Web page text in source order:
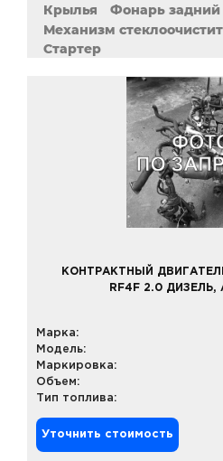
Крылья
Фонарь задний
Механизм
Стартер
КОНТРАКТНЫЙ
RF4F 2.0 ДИЗЕЛЬ,
Марка:
Модель:
Маркировка:
Объем:
Тип топлива:
Уточнить стоимость